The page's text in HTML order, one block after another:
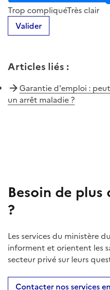
Trop compliquéTrès clair
Valider
Articles liés :
Garantie d'emploi :
un arrêt maladie ?
Besoin de
?
Les services du ministère
informent et orientent les
secteur privé sur leurs
Contacter nos services